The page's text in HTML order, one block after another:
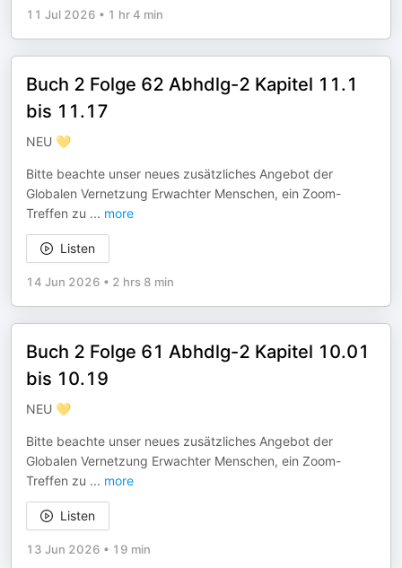
11 Jul 2026 • 1 hr 4 min
Buch 2 Folge 62 Abhdlg-2 Kapitel 11.1
bis 11.17
NEU 💛
Bitte beachte unser neues zusätzliches Angebot der
Globalen Vernetzung Erwachter Menschen, ein Zoom-
Treffen zu ... more
Listen
14 Jun 2026 • 2 hrs 8 min
Buch 2 Folge 61 Abhdlg-2 Kapitel 10.01
bis 10.19
NEU 💛
Bitte beachte unser neues zusätzliches Angebot der
Globalen Vernetzung Erwachter Menschen, ein Zoom-
Treffen zu ... more
Listen
13 Jun 2026 • 19 min